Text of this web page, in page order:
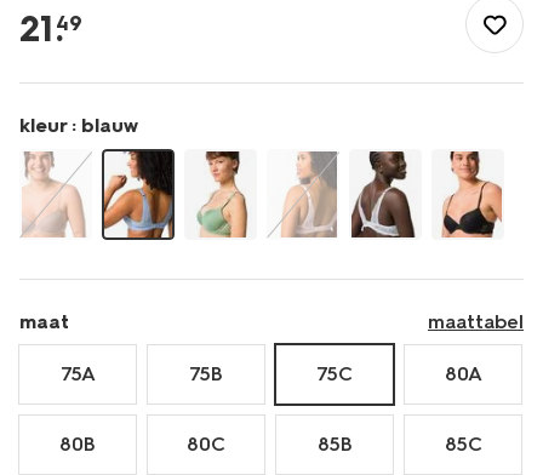
up-
bh/push-
bh-
met-
beugel-
21805611.html
21.
49
kleur : blauw
maat maattabel
75A 75B 75C 80A
80B 80C 85B 85C